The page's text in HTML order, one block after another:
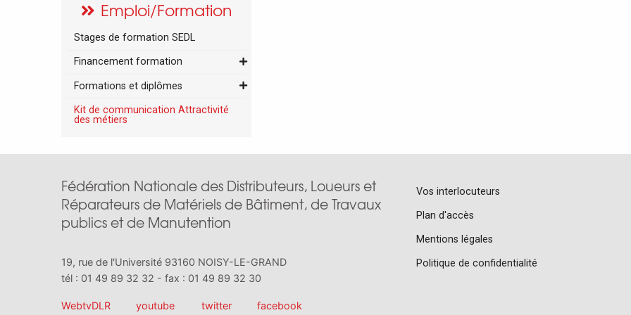
Emploi/Formation
Stages de formation SEDL
Financement formation
Formations et diplômes
Kit de communication Attractivité
des métiers
Fédération Nationale des Distributeurs, Loueurs et
Réparateurs de Matériels de Bâtiment, de Travaux
publics et de Manutention
19, rue de l'Université 93160 NOISY-LE-GRAND
tél : 01 49 89 32 32 - fax : 01 49 89 32 30
WebtvDLR youtube twitter facebook
Footer
menu
Vos interlocuteurs
Plan d'accès
Mentions légales
Politique de confidentialité